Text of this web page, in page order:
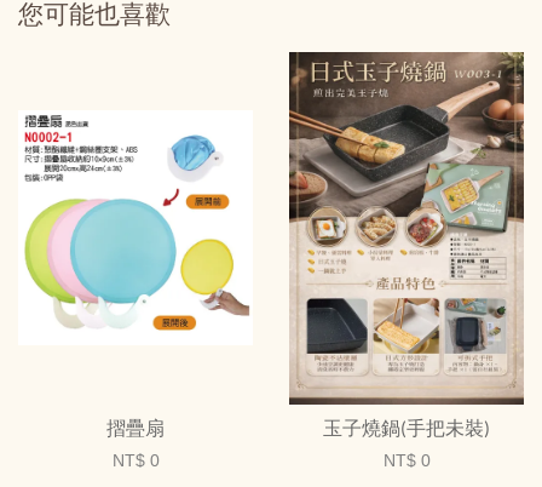
您可能也喜歡
摺疊扇
NT$ 0
玉子燒鍋(手把未裝)
NT$ 0